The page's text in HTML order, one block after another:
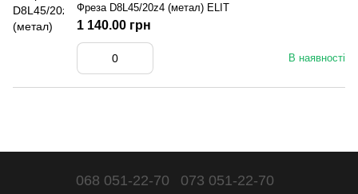
Фреза D8L45/20z4 (метал) ELIT
В наявності
1 140.00 грн
068 051-22-70 073 051-22-70